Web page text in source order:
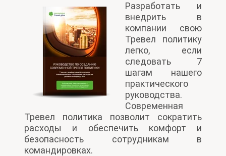
Разработать и
внедрить в
компании свою
Тревел политику
легко, если
следовать 7
шагам нашего
практического
руководства.
Современная
Тревел политика позволит сократить
расходы и обеспечить комфорт и
безопасность сотрудникам в
командировках.